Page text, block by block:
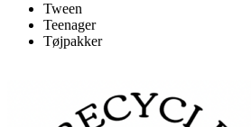
Tween
Teenager
Tøjpakker